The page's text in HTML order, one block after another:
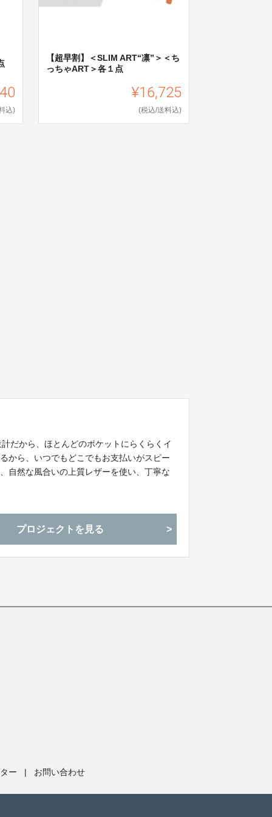
込)
【超早割】＜SLIM ART“凛”＞＜ち
っちゃART＞各１点
¥16,725
(税込/送料込)
だから、ほとんどのポケットにらくらくイ
から、いつでもどこでもお支払いがスピー
自然な風合いの上質レザーを使い、丁寧な
プロジェクトを見る
ー | お問い合わせ